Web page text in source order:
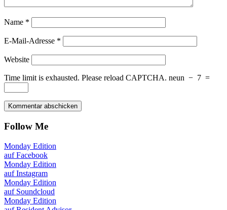
Name *
E-Mail-Adresse *
Website
Time limit is exhausted. Please reload CAPTCHA. neun − 7 =
Follow Me
Monday Edition
auf Facebook
Monday Edition
auf Instagram
Monday Edition
auf Soundcloud
Monday Edition